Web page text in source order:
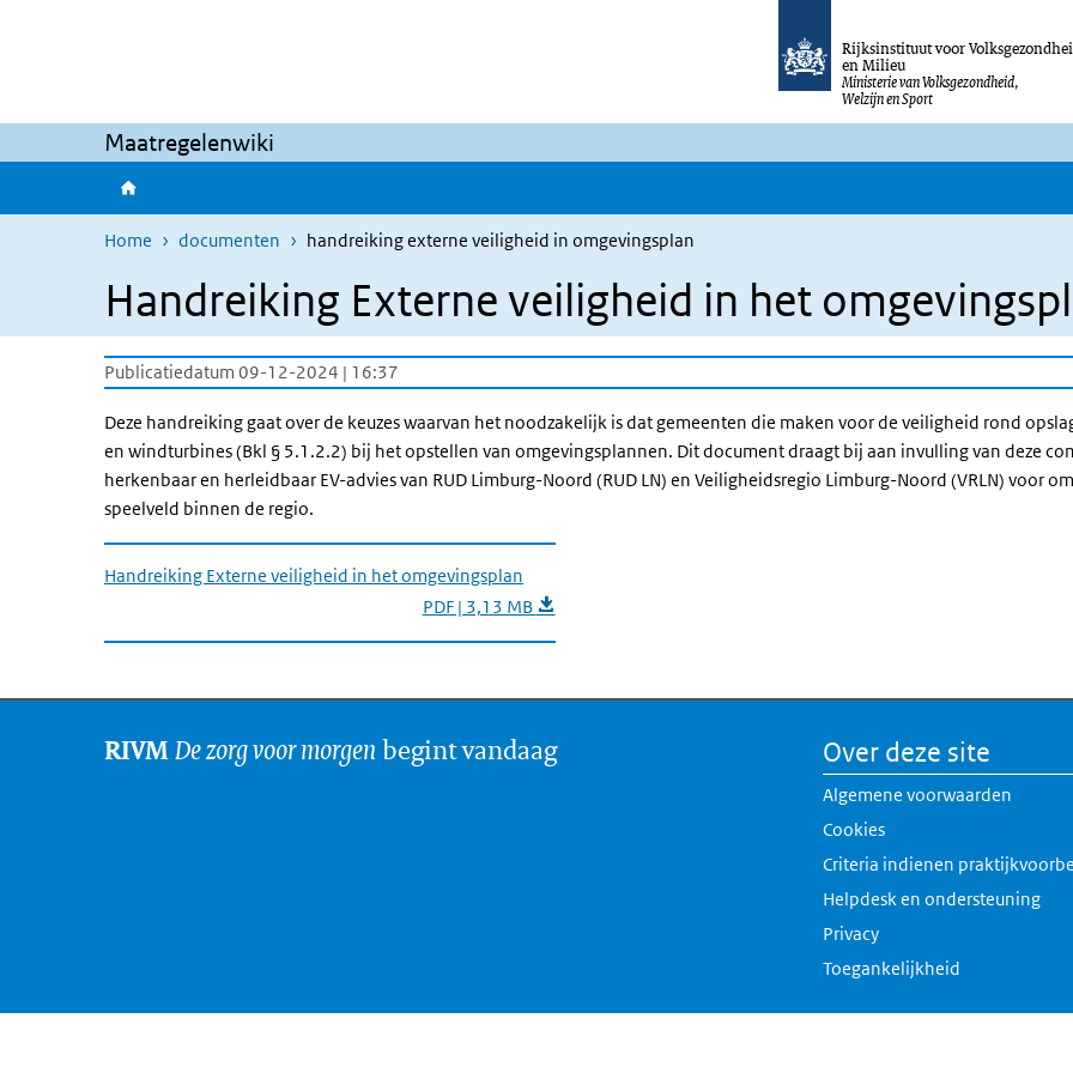
Rijksinstituut voor
en Milieu
Ministerie van Volksgezondheid,
Welzijn en Sport
Maatregelenwiki
Home documenten handreiking externe veiligheid in omgevingsplan
Handreiking Externe veiligheid in het
Publicatiedatum 09-12-2024 | 16:37
Deze handreiking gaat over de keuzes waarvan het noodzakelijk is dat gemeenten die maken voor de veiligheid rond
en windturbines (Bkl § 5.1.2.2) bij het opstellen van omgevingsplannen. Dit document draagt bij aan invulling van deze
herkenbaar en herleidbaar EV-advies van RUD Limburg-Noord (RUD LN) en Veiligheidsregio Limburg-Noord (VRLN) voor
speelveld binnen de regio.
Handreiking Externe veiligheid in het omgevingsplan
PDF | 3,13 MB
RIVMDe zorg voor morgen begint vandaag Over deze site
Algemene voorwaarden
Cookies
Criteria indienen
Helpdesk en ondersteuning
Privacy
Toegankelijkheid